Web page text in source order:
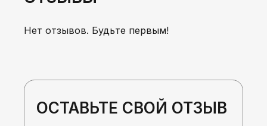
Нет отзывов. Будьте первым!
ОСТАВЬТЕ СВОЙ ОТЗЫВ